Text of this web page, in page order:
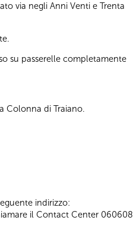
via negli Anni Venti e Trenta
su passerelle completamente
Colonna di Traiano.
indirizzo:
il Contact Center 060608